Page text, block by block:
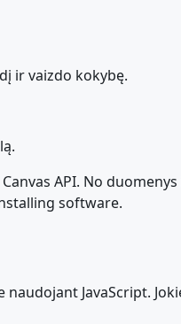
ir vaizdo kokybę.
API. No
software.
naudojant JavaScript.